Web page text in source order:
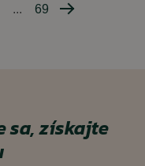
... 69
Nasledujúca
sa, získajte